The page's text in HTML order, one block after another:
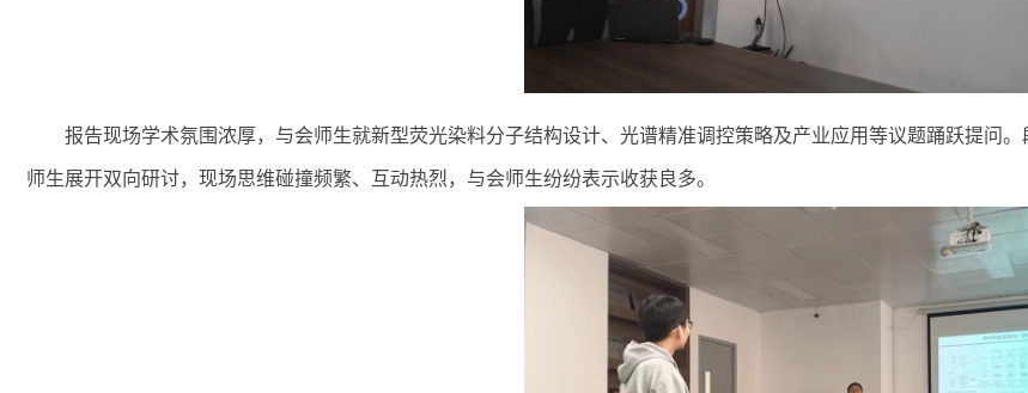
报告现场学术氛围浓厚，与会师生就新型荧光染料分子结构设计、光谱精准调控策略及产业应用等议题踊跃提问
师生展开双向研讨，现场思维碰撞频繁、互动热烈，与会师生纷纷表示收获良多。